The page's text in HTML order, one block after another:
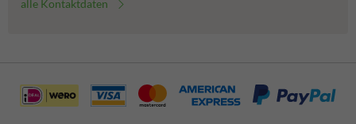
alle Kontaktdaten